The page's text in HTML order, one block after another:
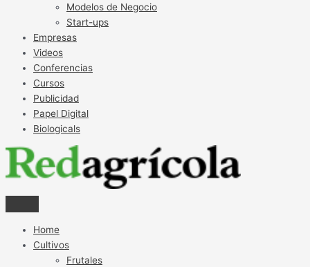
Modelos de Negocio
Start-ups
Empresas
Videos
Conferencias
Cursos
Publicidad
Papel Digital
Biologicals
Home
Cultivos
Frutales